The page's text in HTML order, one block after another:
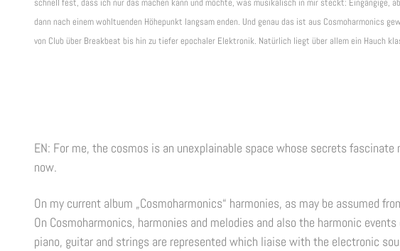
schnell fest, dass ich nur das machen kann und möchte, was musikalisch in mir steckt: Eingängige,
dann nach einem wohltuenden Höhepunkt langsam enden. Und genau das ist aus Cosmoharmonics
von Club über Breakbeat bis hin zu tiefer epochaler Elektronik. Natürlich liegt über allem ein Hauch
EN: For me, the cosmos is an unexplainable space whose secrets
now.
On my current album „Cosmoharmonics“ harmonies, as may be assumed
On Cosmoharmonics, harmonies and melodies and also the harmonic
piano, guitar and strings are represented which liaise with the electronic